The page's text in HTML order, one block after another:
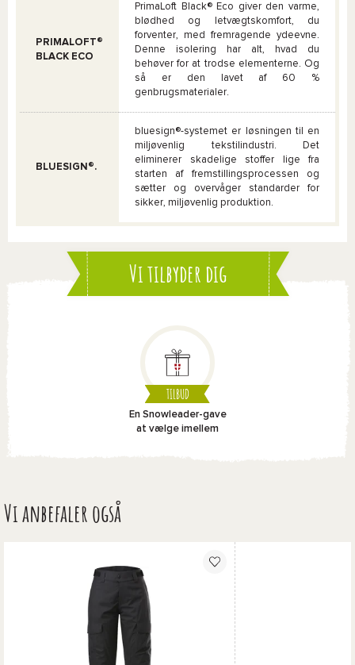
PRIMALOFT®
BLACK ECO
PrimaLoft Black® Eco giver den varme,
blødhed og letvægtskomfort, du
forventer, med fremragende ydeevne.
Denne isolering har alt, hvad du
behøver for at trodse elementerne. Og
så er den lavet af 60 %
genbrugsmaterialer.
BLUESIGN®.
bluesign®-systemet er løsningen til en
miljøvenlig tekstilindustri. Det
eliminerer skadelige stoffer lige fra
starten af fremstillingsprocessen og
sætter og overvåger standarder for
sikker, miljøvenlig produktion.
Vi tilbyder dig
TILBUD
En Snowleader-gave
at vælge imellem
Vi anbefaler også